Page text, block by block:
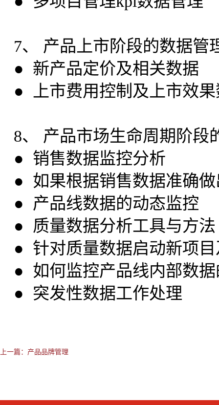
7、 产品上市阶段的数据管
● 新产品定价及相关数据
● 上市费用控制及上市效
8、 产品市场生命周期阶段
● 销售数据监控分析
● 如果根据销售数据准确
● 产品线数据的动态监控
● 质量数据分析工具与方法
● 针对质量数据启动新项
● 如何监控产品线内部数
● 突发性数据工作处理
上一篇： 产品品牌管理